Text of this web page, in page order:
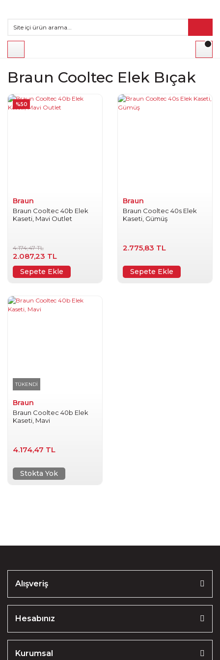
Braun Cooltec Elek Bıçak
%50
Braun
Braun Cooltec 40b Elek
Kaseti, Mavi Outlet
2.087,23 TL
4.174,47 TL
Sepete Ekle
Braun
Braun Cooltec 40s Elek
Kaseti, Gümüş
2.775,83 TL
Sepete Ekle
TÜKENDİ
Braun
Braun Cooltec 40b Elek
Kaseti, Mavi
4.174,47 TL
Stokta Yok
Alışveriş
Hesabınız
Kurumsal